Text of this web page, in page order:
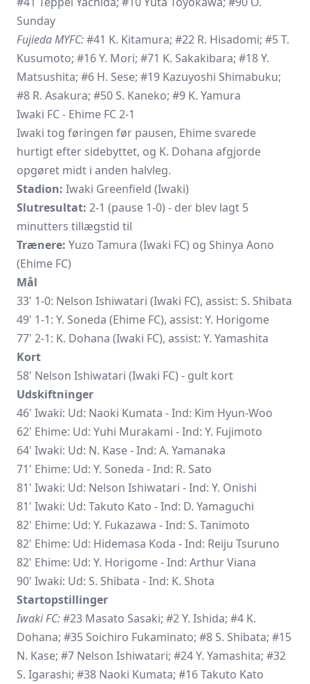
Sunday
Fujieda MYFC:#41 K. Kitamura; #22 R. Hisadomi; #5 T.
Kusumoto; #16 Y. Mori; #71 K. Sakakibara; #18 Y.
Matsushita; #6 H. Sese; #19 Kazuyoshi Shimabuku;
#8 R. Asakura; #50 S. Kaneko; #9 K. Yamura
Iwaki FC - Ehime FC 2-1
Iwaki tog føringen før pausen, Ehime svarede
hurtigt efter sidebyttet, og K. Dohana afgjorde
opgøret midt i anden halvleg.
Stadion: Iwaki Greenfield (Iwaki)
Slutresultat: 2-1 (pause 1-0) - der blev lagt 5
minutters tillægstid til
Trænere: Yuzo Tamura (Iwaki FC) og Shinya Aono
(Ehime FC)
Mål
33' 1-0: Nelson Ishiwatari (Iwaki FC), assist: S. Shibata
49' 1-1: Y. Soneda (Ehime FC), assist: Y. Horigome
77' 2-1: K. Dohana (Iwaki FC), assist: Y. Yamashita
Kort
58' Nelson Ishiwatari (Iwaki FC) - gult kort
Udskiftninger
46' Iwaki: Ud: Naoki Kumata - Ind: Kim Hyun-Woo
62' Ehime: Ud: Yuhi Murakami - Ind: Y. Fujimoto
64' Iwaki: Ud: N. Kase - Ind: A. Yamanaka
71' Ehime: Ud: Y. Soneda - Ind: R. Sato
81' Iwaki: Ud: Nelson Ishiwatari - Ind: Y. Onishi
81' Iwaki: Ud: Takuto Kato - Ind: D. Yamaguchi
82' Ehime: Ud: Y. Fukazawa - Ind: S. Tanimoto
82' Ehime: Ud: Hidemasa Koda - Ind: Reiju Tsuruno
82' Ehime: Ud: Y. Horigome - Ind: Arthur Viana
90' Iwaki: Ud: S. Shibata - Ind: K. Shota
Startopstillinger
Iwaki FC:#23 Masato Sasaki; #2 Y. Ishida; #4 K.
Dohana; #35 Soichiro Fukaminato; #8 S. Shibata; #15
N. Kase; #7 Nelson Ishiwatari; #24 Y. Yamashita; #32
S. Igarashi; #38 Naoki Kumata; #16 Takuto Kato